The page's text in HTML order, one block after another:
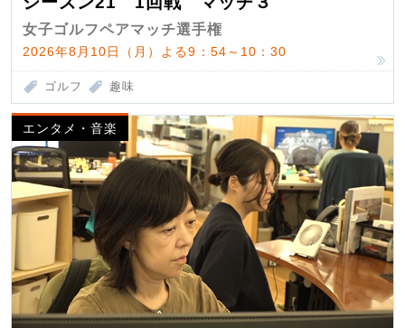
女子ゴルフペアマッチ選手権
2026年8月10日（月）よる9：54～10：30
ゴルフ 趣味
エンタメ・音楽